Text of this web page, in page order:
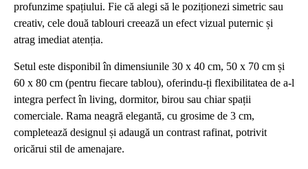
profunzime spațiului. Fie că alegi să le poziționezi simetric sau
creativ, cele două tablouri creează un efect vizual puternic și
atrag imediat atenția.
Setul este disponibil în dimensiunile 30 x 40 cm, 50 x 70 cm și
60 x 80 cm (pentru fiecare tablou), oferindu-ți flexibilitatea de a-l
integra perfect în living, dormitor, birou sau chiar spații
comerciale. Rama neagră elegantă, cu grosime de 3 cm,
completează designul și adaugă un contrast rafinat, potrivit
oricărui stil de amenajare.